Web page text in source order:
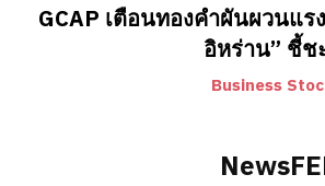
GCAP เตือนทองคำผันผวนแร
อิหร่าน” ชี้ช
Business